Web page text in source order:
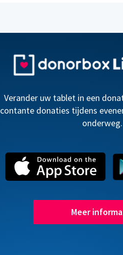
Verander uw tablet in een
contante donaties tijdens
onderweg.
Meer